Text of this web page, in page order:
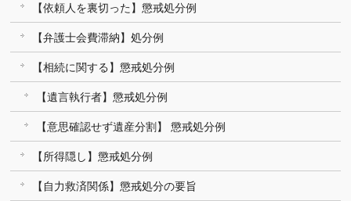
【依頼人を裏切った】懲戒処分例
【弁護士会費滞納】処分例
【相続に関する】懲戒処分例
【遺言執行者】懲戒処分例
【意思確認せず遺産分割】 懲戒処分例
【所得隠し】懲戒処分例
【自力救済関係】懲戒処分の要旨